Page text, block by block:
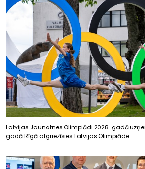
Latvijas Jaunatnes Olimpiādi 2028. gadā
gadā Rīgā atgriezīsies Latvijas Olimpiāde